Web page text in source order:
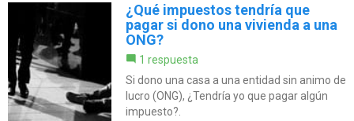
¿Qué impuestos tendría que
pagar si dono una vivienda a una
ONG?
1 respuesta
Si dono una casa a una entidad sin animo de
lucro (ONG), ¿Tendría yo que pagar algún
impuesto?.